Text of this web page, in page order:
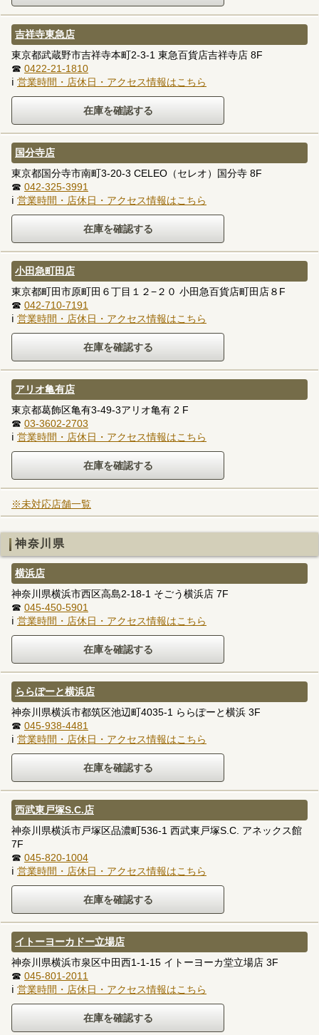
吉祥寺東急店
東京都武蔵野市吉祥寺本町2-3-1 東急百貨店吉祥寺店 8F
☎ 0422-21-1810
ℹ 営業時間・店休日・アクセス情報はこちら
国分寺店
東京都国分寺市南町3-20-3 CELEO（セレオ）国分寺 8F
☎ 042-325-3991
ℹ 営業時間・店休日・アクセス情報はこちら
小田急町田店
東京都町田市原町田６丁目１２−２０ 小田急百貨店町田店８F
☎ 042-710-7191
ℹ 営業時間・店休日・アクセス情報はこちら
アリオ亀有店
東京都葛飾区亀有3-49-3アリオ亀有 2 F
☎ 03-3602-2703
ℹ 営業時間・店休日・アクセス情報はこちら
※未対応店舗一覧
神奈川県
横浜店
神奈川県横浜市西区高島2-18-1 そごう横浜店 7F
☎ 045-450-5901
ℹ 営業時間・店休日・アクセス情報はこちら
ららぽーと横浜店
神奈川県横浜市都筑区池辺町4035-1 ららぽーと横浜 3F
☎ 045-938-4481
ℹ 営業時間・店休日・アクセス情報はこちら
西武東戸塚S.C.店
神奈川県横浜市戸塚区品濃町536-1 西武東戸塚S.C. アネックス館
7F
☎ 045-820-1004
ℹ 営業時間・店休日・アクセス情報はこちら
イトーヨーカドー立場店
神奈川県横浜市泉区中田西1-1-15 イトーヨーカ堂立場店 3F
☎ 045-801-2011
ℹ 営業時間・店休日・アクセス情報はこちら